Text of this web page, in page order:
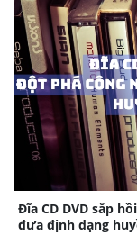
Đĩa CD DVD sắp
đưa định dạng